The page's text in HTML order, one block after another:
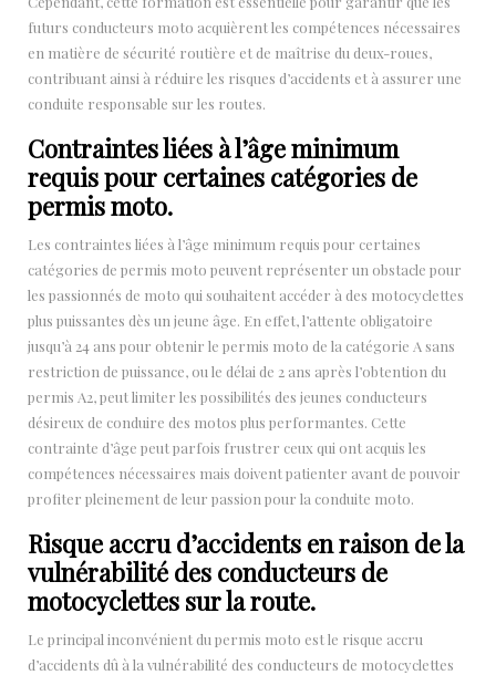
futurs conducteurs moto acquièrent les compétences nécessaires
en matière de sécurité routière et de maîtrise du deux-roues,
contribuant ainsi à réduire les risques d’accidents et à assurer une
conduite responsable sur les routes.
Contraintes liées à l’âge minimum
requis pour certaines catégories de
permis moto.
Les contraintes liées à l’âge minimum requis pour certaines
catégories de permis moto peuvent représenter un obstacle pour
les passionnés de moto qui souhaitent accéder à des motocyclettes
plus puissantes dès un jeune âge. En effet, l’attente obligatoire
jusqu’à 24 ans pour obtenir le permis moto de la catégorie A sans
restriction de puissance, ou le délai de 2 ans après l’obtention du
permis A2, peut limiter les possibilités des jeunes conducteurs
désireux de conduire des motos plus performantes. Cette
contrainte d’âge peut parfois frustrer ceux qui ont acquis les
compétences nécessaires mais doivent patienter avant de pouvoir
profiter pleinement de leur passion pour la conduite moto.
Risque accru d’accidents en raison de la
vulnérabilité des conducteurs de
motocyclettes sur la route.
Le principal inconvénient du permis moto est le risque accru
d’accidents dû à la vulnérabilité des conducteurs de motocyclettes